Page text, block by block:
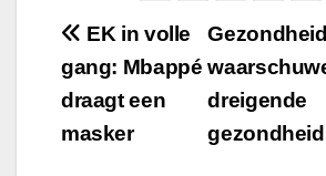
Bericht
navigatiedreigende
EK in volle
gang: Mbappé
draagt een
masker